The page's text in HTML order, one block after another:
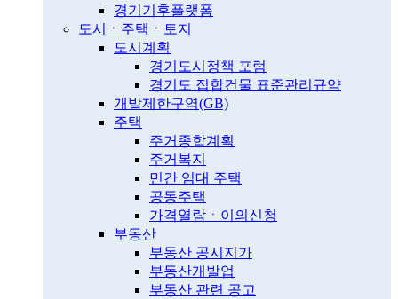
경기기후플랫폼
도시ㆍ주택ㆍ토지
도시계획
경기도시정책 포럼
경기도 집합건물 표준관리규약
개발제한구역(GB)
주택
주거종합계획
주거복지
민간 임대 주택
공동주택
가격열람ㆍ이의신청
부동산
부동산 공시지가
부동산개발업
부동산 관련 공고